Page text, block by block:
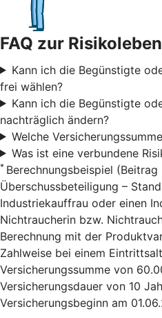
FAQ zur
Kann ich die Begünstigte
frei wählen?
Kann ich die Begünstigte
nachträglich ändern?
Welche
Was ist eine verbundene
* Berechnungsbeispiel
Überschussbeteiligung –
Industriekauffrau oder einen
Nichtraucherin bzw.
Berechnung mit der
Zahlweise bei einem
Versicherungssumme von
Versicherungsdauer von 10
Versicherungsbeginn am